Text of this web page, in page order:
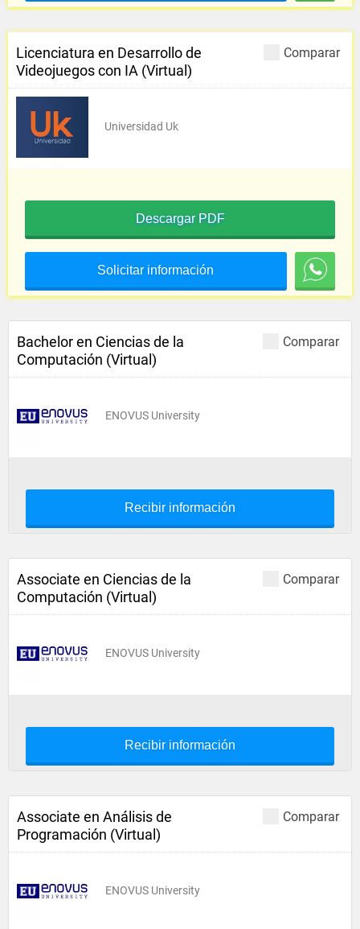
Comparar
Licenciatura en Desarrollo de
Videojuegos con IA (Virtual)
Universidad Uk
Descargar PDF
Solicitar información
Comparar
Bachelor en Ciencias de la
Computación (Virtual)
ENOVUS University
Recibir información
Comparar
Associate en Ciencias de la
Computación (Virtual)
ENOVUS University
Recibir información
Comparar
Associate en Análisis de
Programación (Virtual)
ENOVUS University